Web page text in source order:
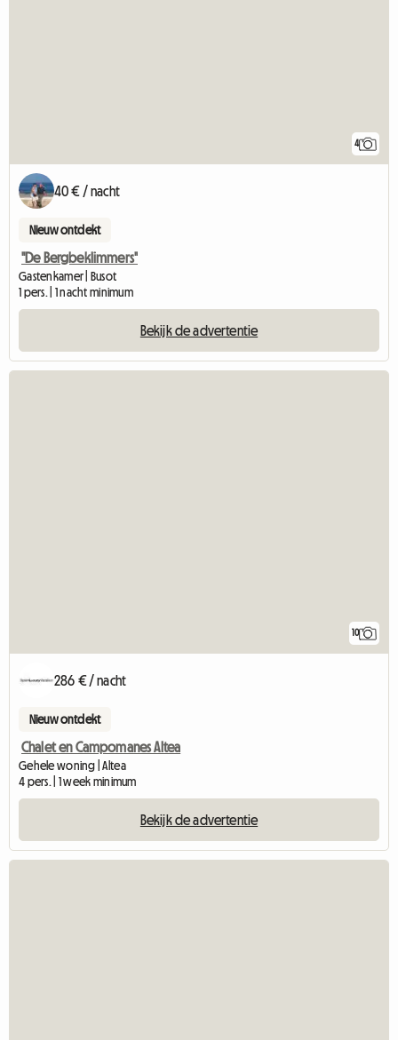
4
40 € / nacht
Nieuw ontdekt
"De Bergbeklimmers"
Gastenkamer | Busot
1 pers. | 1 nacht minimum
Bekijk de advertentie
10
286 € / nacht
Nieuw ontdekt
Chalet en Campomanes Altea
Gehele woning | Altea
4 pers. | 1 week minimum
Bekijk de advertentie